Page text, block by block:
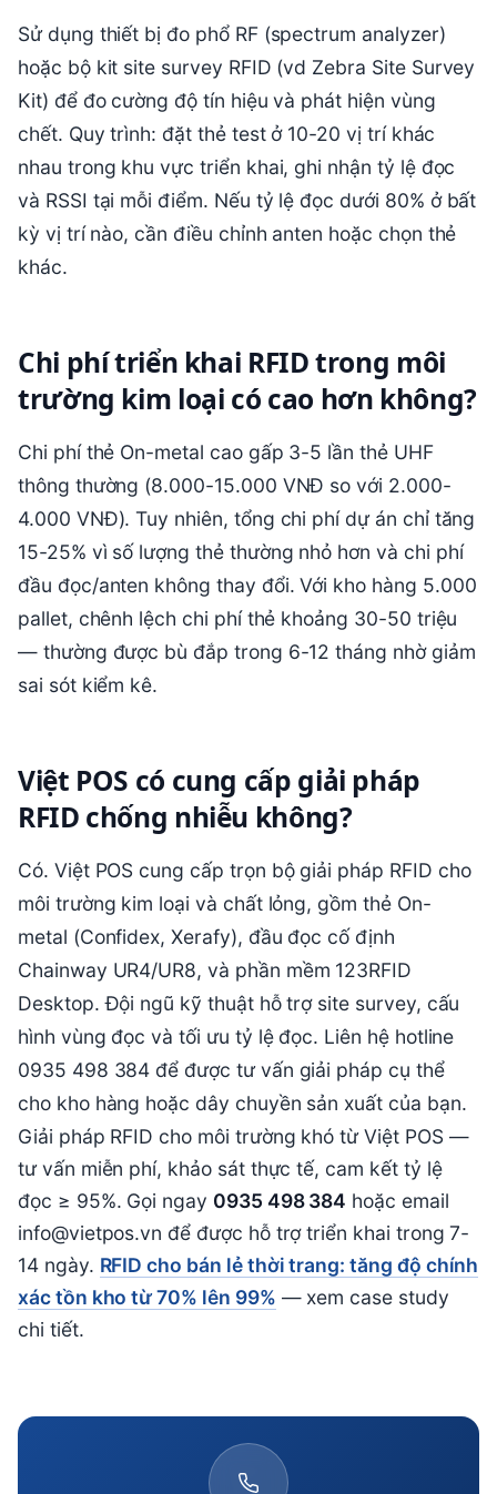
Sử dụng thiết bị đo phổ RF (spectrum analyzer)
hoặc bộ kit site survey RFID (vd Zebra Site Survey
Kit) để đo cường độ tín hiệu và phát hiện vùng
chết. Quy trình: đặt thẻ test ở 10-20 vị trí khác
nhau trong khu vực triển khai, ghi nhận tỷ lệ đọc
và RSSI tại mỗi điểm. Nếu tỷ lệ đọc dưới 80% ở bất
kỳ vị trí nào, cần điều chỉnh anten hoặc chọn thẻ
khác.
Chi phí triển khai RFID trong môi
trường kim loại có cao hơn không?
Chi phí thẻ On-metal cao gấp 3-5 lần thẻ UHF
thông thường (8.000-15.000 VNĐ so với 2.000-
4.000 VNĐ). Tuy nhiên, tổng chi phí dự án chỉ tăng
15-25% vì số lượng thẻ thường nhỏ hơn và chi phí
đầu đọc/anten không thay đổi. Với kho hàng 5.000
pallet, chênh lệch chi phí thẻ khoảng 30-50 triệu
— thường được bù đắp trong 6-12 tháng nhờ giảm
sai sót kiểm kê.
Việt POS có cung cấp giải pháp
RFID chống nhiễu không?
Có. Việt POS cung cấp trọn bộ giải pháp RFID cho
môi trường kim loại và chất lỏng, gồm thẻ On-
metal (Confidex, Xerafy), đầu đọc cố định
Chainway UR4/UR8, và phần mềm 123RFID
Desktop. Đội ngũ kỹ thuật hỗ trợ site survey, cấu
hình vùng đọc và tối ưu tỷ lệ đọc. Liên hệ hotline
0935 498 384 để được tư vấn giải pháp cụ thể
cho kho hàng hoặc dây chuyền sản xuất của bạn.
Giải pháp RFID cho môi trường khó từ Việt POS —
tư vấn miễn phí, khảo sát thực tế, cam kết tỷ lệ
đọc ≥ 95%. Gọi ngay 0935 498 384 hoặc email
info@vietpos.vn để được hỗ trợ triển khai trong 7-
14 ngày. RFID cho bán lẻ thời trang: tăng độ chính
xác tồn kho từ 70% lên 99% — xem case study
chi tiết.